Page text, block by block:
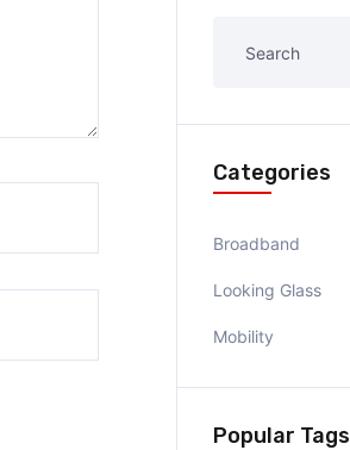
Categories
Broadband
Looking Glass
Mobility
Popular Tags